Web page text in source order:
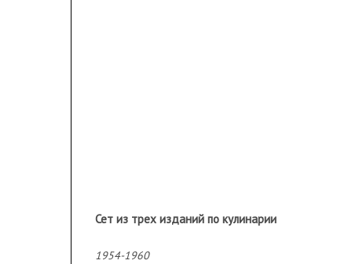
Сет из трех изданий по кулинарии
1954-1960